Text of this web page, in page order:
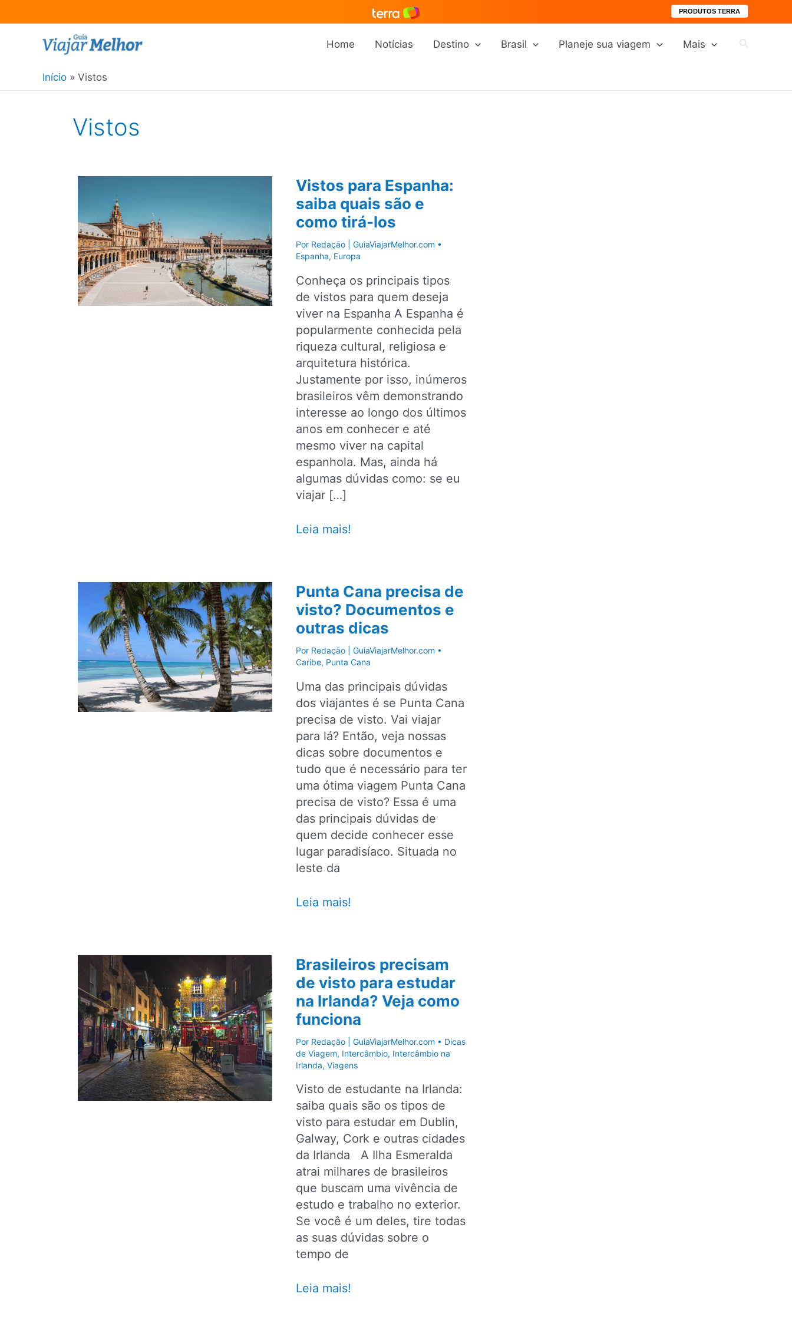
PRODUTOS TERRA
conteúdo
Home Notícias Destino Brasil Planeje sua viagem Mais Pesquisar
Início Vistos
Vistos
Vistos para Espanha:
saiba quais são e
como tirá-los
Por Redação | GuiaViajarMelhor.com •
Espanha, Europa
Conheça os principais tipos
de vistos para quem deseja
viver na Espanha A Espanha é
popularmente conhecida pela
riqueza cultural, religiosa e
arquitetura histórica.
Justamente por isso, inúmeros
brasileiros vêm demonstrando
interesse ao longo dos últimos
anos em conhecer e até
mesmo viver na capital
espanhola. Mas, ainda há
algumas dúvidas como: se eu
viajar […]
Vistos
quais
são
e
como
tirá-
Leia mais!
Punta Cana precisa de
visto? Documentos e
outras dicas
Por Redação | GuiaViajarMelhor.com •
Caribe, Punta Cana
Uma das principais dúvidas
dos viajantes é se Punta Cana
precisa de visto. Vai viajar
para lá? Então, veja nossas
dicas sobre documentos e
tudo que é necessário para ter
uma ótima viagem Punta Cana
precisa de visto? Essa é uma
das principais dúvidas de
quem decide conhecer esse
lugar paradisíaco. Situada no
leste da
Punta
visto?
Documentos
e
outras
Leia mais!
Brasileiros precisam
de visto para estudar
na Irlanda? Veja como
funciona
Por Redação | GuiaViajarMelhor.com • Dicas
de Viagem, Intercâmbio, Intercâmbio na
Irlanda, Viagens
Visto de estudante na Irlanda:
saiba quais são os tipos de
visto para estudar em Dublin,
Galway, Cork e outras cidades
da Irlanda A Ilha Esmeralda
atrai milhares de brasileiros
que buscam uma vivência de
estudo e trabalho no exterior.
Se você é um deles, tire todas
as suas dúvidas sobre o
tempo de
Brasileiros
Leia mais!